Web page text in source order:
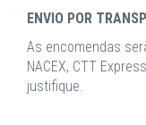
ENVIO POR
As encomendas
NACEX, CTT
justifique.